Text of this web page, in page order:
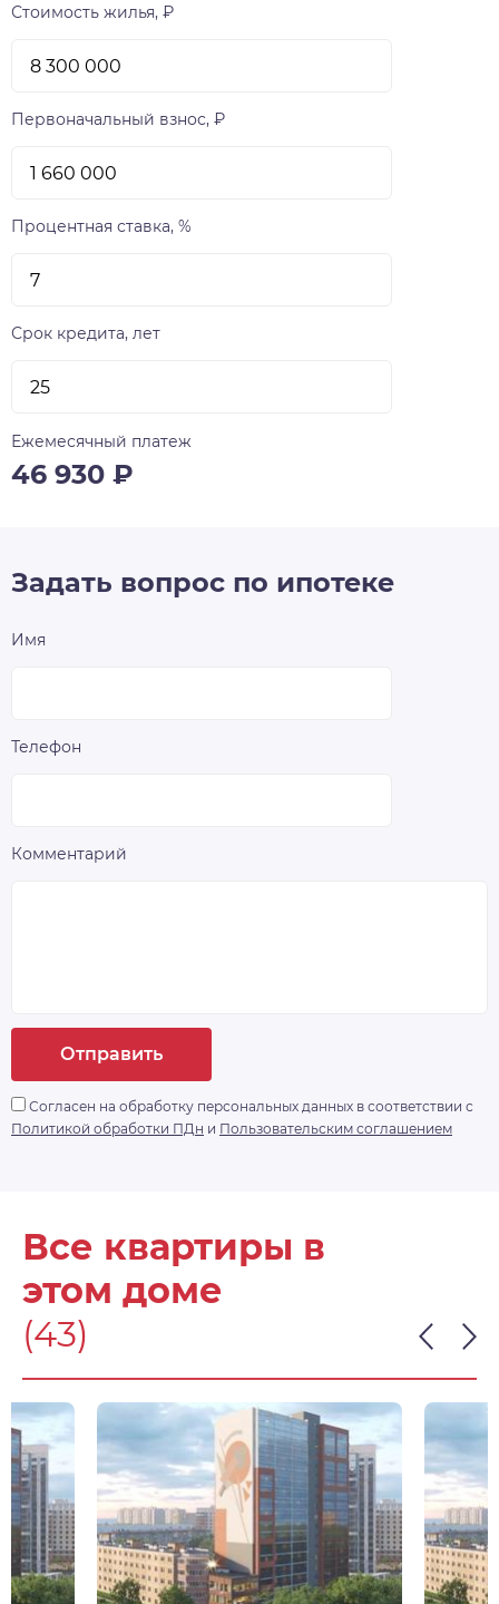
Стоимость жилья, ₽
Первоначальный взнос, ₽
Процентная ставка, %
Срок кредита, лет
Ежемесячный платеж
46 930 ₽
Задать вопрос по ипотеке
Имя
Телефон
Комментарий
Отправить
Согласен на обработку персональных данных в соответствии с
Политикой обработки ПДн и Пользовательским соглашением
Все квартиры в
этом доме
(43)